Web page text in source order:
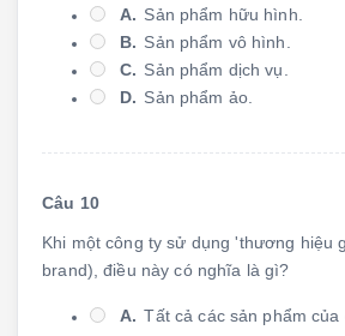
A. Sản phẩm hữu hình.
B. Sản phẩm vô hình.
C. Sản phẩm dịch vụ.
D. Sản phẩm ảo.
Câu 10
Khi một công ty sử dụng 'thương hiệu
brand), điều này có nghĩa là gì?
A. Tất cả các sản phẩm